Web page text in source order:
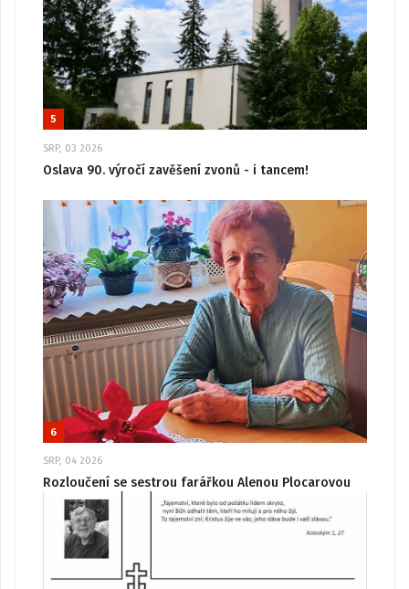
5
SRP, 03 2026
Oslava 90. výročí zavěšení zvonů - i tancem!
6
SRP, 04 2026
Rozloučení se sestrou farářkou Alenou Plocarovou